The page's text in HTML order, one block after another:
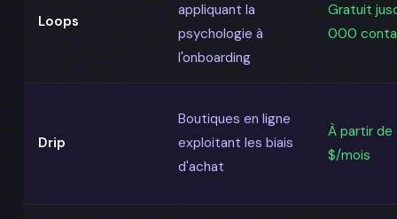
Loops
appliquant la
psychologie à
l'onboarding
Gratuit
000
Drip
Boutiques en ligne
exploitant les biais
d'achat
À partir de
$/mois